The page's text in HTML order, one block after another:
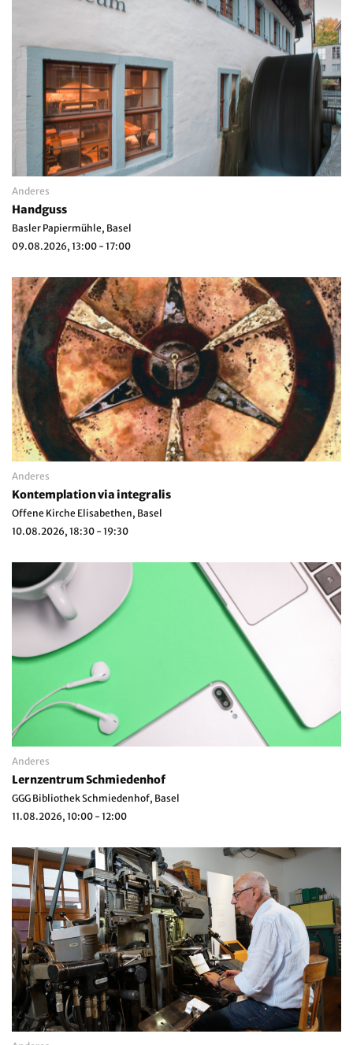
Anderes
Handguss
Basler Papiermühle, Basel
09.08.2026, 13:00 - 17:00
Anderes
Kontemplation via integralis
Offene Kirche Elisabethen, Basel
10.08.2026, 18:30 - 19:30
Anderes
Lernzentrum Schmiedenhof
GGG Bibliothek Schmiedenhof, Basel
11.08.2026, 10:00 - 12:00